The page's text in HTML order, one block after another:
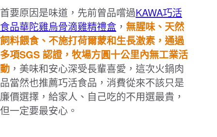
首要原因是味道，先前曾品嚐過KAWA巧活
食品華陀雞烏骨滴雞精禮盒 ， 無腥味、天然
飼料餵食、不施打荷爾蒙和生長激素，通過
多項SGS 認證，牧場方圓十公里內無工業活
動 ，美味和安心深受長輩喜愛，這次火鍋肉
品當然也推薦巧活食品，消費從來不該只是
廉價選擇，給家人、自己吃的不用選最貴，
但一定要最安心。